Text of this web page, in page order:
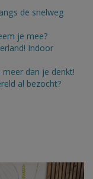
de snelweg
je mee?
Indoor
dan je denkt!
al bezocht?